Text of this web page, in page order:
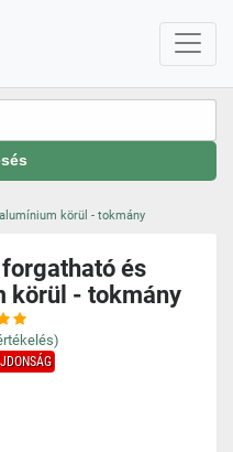
körül - tokmány
és
körül - tokmány